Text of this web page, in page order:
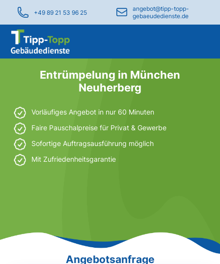
+49 89 21 53 96 25
angebot@tipp-topp-
gebaeudedienste.de
Entrümpelung in München
Neuherberg
Vorläufiges Angebot in nur 60 Minuten
Faire Pauschalpreise für Privat & Gewerbe
Sofortige Auftragsausführung möglich
Mit Zufriedenheitsgarantie